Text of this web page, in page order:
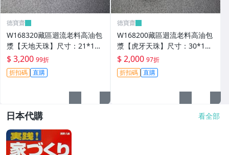
德寶齋
W168320藏區迴流老料高油包
漿【天地天珠】尺寸：21*11
毫米 重量8.3克天圓地方， 天
珠 瑪瑙 文玩【德寶齋】999
$ 3,200 99折
折扣碼 直購
德寶齋
W168200藏區迴流老料高油包
漿【虎牙天珠】尺寸：30*13
毫米 重量8.8克一顆可以改 天
珠 瑪瑙 文玩【德寶齋】497
$ 2,000 97折
折扣碼 直購
日本代購 看全部